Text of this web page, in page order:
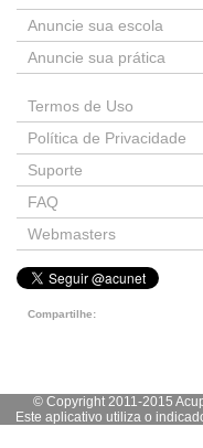
Anuncie sua escola
Anuncie sua prática
Termos de Uso
Política de Privacidade
Suporte
FAQ
Webmasters
Compartilhe:
© Copyright 2011-2015
Este aplicativo utiliza o